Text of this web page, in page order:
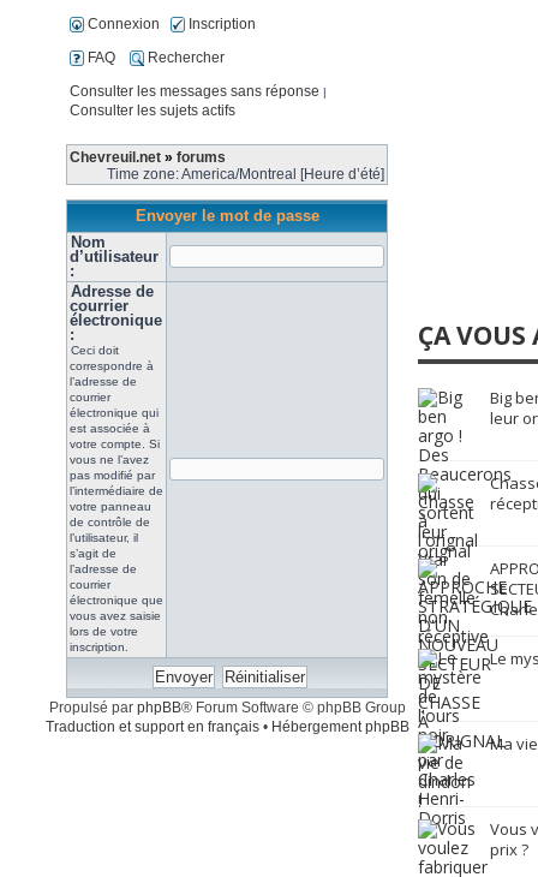
Connexion
Inscription
FAQ
Rechercher
Consulter les messages sans réponse |
Consulter les sujets actifs
Chevreuil.net » forums
Time zone: America/Montreal [Heure d’été]
Envoyer le mot de passe
Nom
d’utilisateur
:
Adresse de
courrier
électronique
:
Ceci doit
correspondre à
l’adresse de
courrier
électronique qui
est associée à
votre compte. Si
vous ne l’avez
pas modifié par
l’intermédiaire de
votre panneau
de contrôle de
l’utilisateur, il
s’agit de
l’adresse de
courrier
électronique que
vous avez saisie
lors de votre
inscription.
Propulsé par phpBB® Forum Software © phpBB Group
Traduction et support en français• Hébergement phpBB
ÇA VOUS
Big
leur
Le
Ma
Vous
prix ?